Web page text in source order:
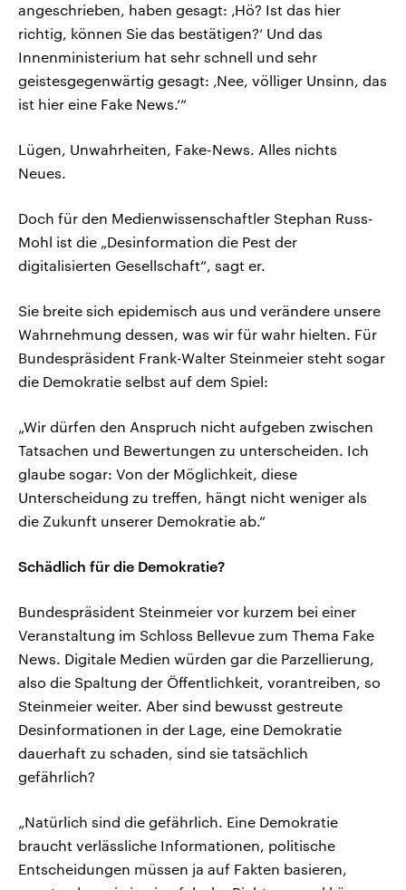
angeschrieben, haben gesagt: ‚Hö? Ist das hier
richtig, können Sie das bestätigen?‘ Und das
Innenministerium hat sehr schnell und sehr
geistesgegenwärtig gesagt: ‚Nee, völliger Unsinn, das
ist hier eine Fake News.‘“
Lügen, Unwahrheiten, Fake-News. Alles nichts
Neues.
Doch für den Medienwissenschaftler Stephan Russ-
Mohl ist die „Desinformation die Pest der
digitalisierten Gesellschaft“, sagt er.
Sie breite sich epidemisch aus und verändere unsere
Wahrnehmung dessen, was wir für wahr hielten. Für
Bundespräsident Frank-Walter Steinmeier steht sogar
die Demokratie selbst auf dem Spiel:
„Wir dürfen den Anspruch nicht aufgeben zwischen
Tatsachen und Bewertungen zu unterscheiden. Ich
glaube sogar: Von der Möglichkeit, diese
Unterscheidung zu treffen, hängt nicht weniger als
die Zukunft unserer Demokratie ab.“
Schädlich für die Demokratie?
Bundespräsident Steinmeier vor kurzem bei einer
Veranstaltung im Schloss Bellevue zum Thema Fake
News. Digitale Medien würden gar die Parzellierung,
also die Spaltung der Öffentlichkeit, vorantreiben, so
Steinmeier weiter. Aber sind bewusst gestreute
Desinformationen in der Lage, eine Demokratie
dauerhaft zu schaden, sind sie tatsächlich
gefährlich?
„Natürlich sind die gefährlich. Eine Demokratie
braucht verlässliche Informationen, politische
Entscheidungen müssen ja auf Fakten basieren,